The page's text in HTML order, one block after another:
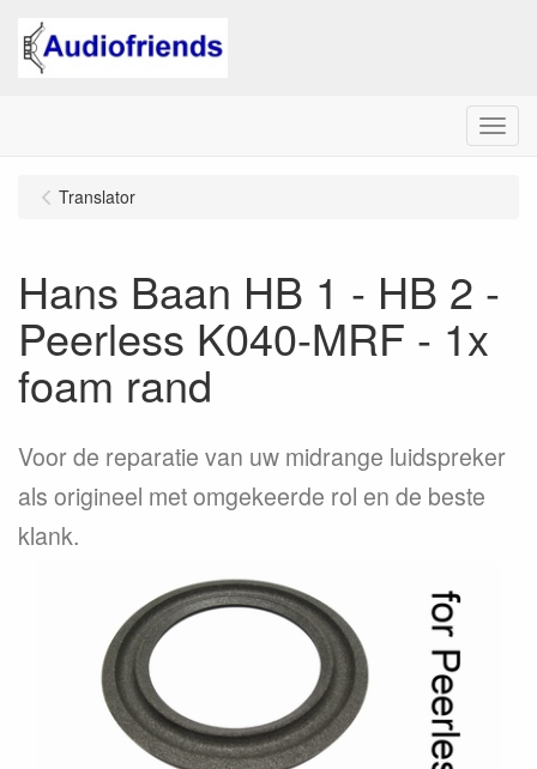
Menu
Translator
Hans Baan HB 1 - HB 2 -
Peerless K040-MRF - 1x
foam rand
Voor de reparatie van uw midrange luidspreker
als origineel met omgekeerde rol en de beste
klank.